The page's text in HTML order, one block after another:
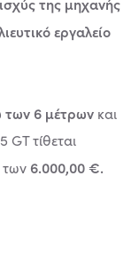
εργαλείο
των 6 μέτρων και
GT τίθεται
των 6.000,00 €.